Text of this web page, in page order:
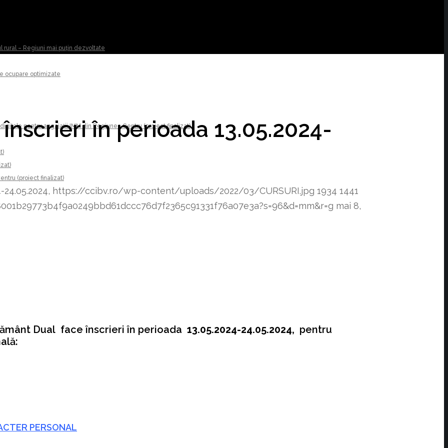
rural – Regiuni mai puțin dezvoltate
ocupare optimizate
pentru angajații IMM din Regiunea Centru (proiect finalizat)
(proiect finalizat)
în perioada 13.05.2024-
https://ccibv.ro/wp-content/uploads/2022/03/CURSURI.jpg 1934 1441
mai 8,
Dual face înscrieri în perioada 13.05.2024-24.05.2024, pentru
PERSONAL